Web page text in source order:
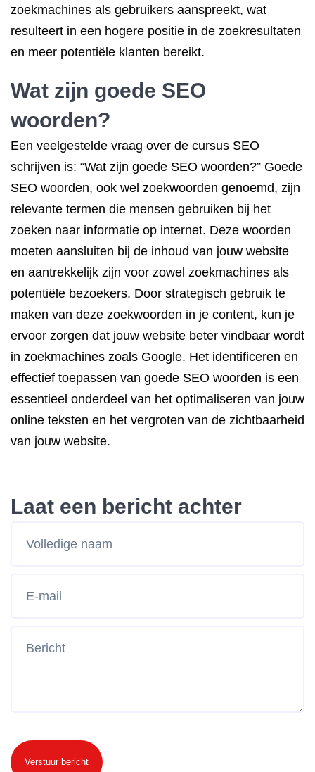
zoekmachines als gebruikers aanspreekt, wat
resulteert in een hogere positie in de zoekresultaten
en meer potentiële klanten bereikt.
Wat zijn goede SEO
woorden?
Een veelgestelde vraag over de cursus SEO
schrijven is: “Wat zijn goede SEO woorden?” Goede
SEO woorden, ook wel zoekwoorden genoemd, zijn
relevante termen die mensen gebruiken bij het
zoeken naar informatie op internet. Deze woorden
moeten aansluiten bij de inhoud van jouw website
en aantrekkelijk zijn voor zowel zoekmachines als
potentiële bezoekers. Door strategisch gebruik te
maken van deze zoekwoorden in je content, kun je
ervoor zorgen dat jouw website beter vindbaar wordt
in zoekmachines zoals Google. Het identificeren en
effectief toepassen van goede SEO woorden is een
essentieel onderdeel van het optimaliseren van jouw
online teksten en het vergroten van de zichtbaarheid
van jouw website.
Laat een bericht achter
Verstuur bericht